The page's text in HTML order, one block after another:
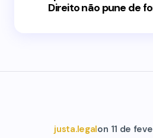
Direito não pune de
justa.legalon 11 de